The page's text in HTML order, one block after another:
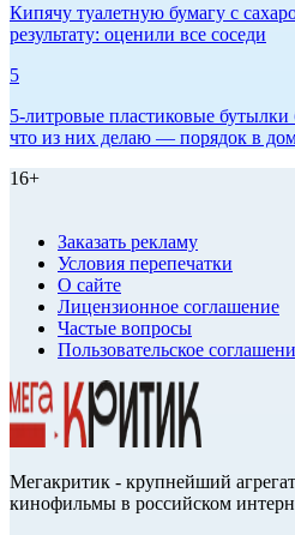
Кипячу туалетную бумагу с
результату: оценили все соседи
5
5-литровые пластиковые бутылки
что из них делаю — порядок в
16+
Заказать рекламу
Условия перепечатки
О сайте
Лицензионное соглашение
Частые вопросы
Пользовательское
Мегакритик - крупнейший
кинофильмы в российском